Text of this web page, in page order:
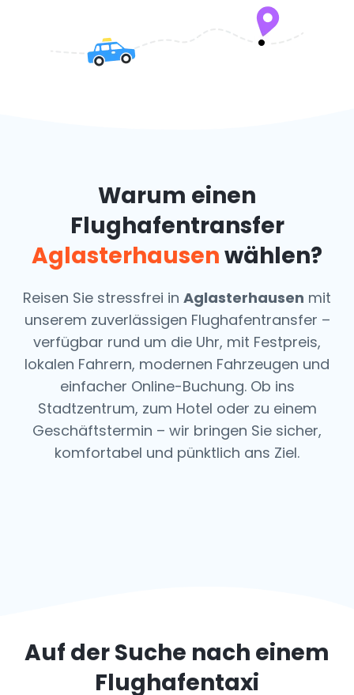
Warum einen
Flughafentransfer
Aglasterhausenwählen?
Reisen Sie stressfrei in Aglasterhausen mit
unserem zuverlässigen Flughafentransfer –
verfügbar rund um die Uhr, mit Festpreis,
lokalen Fahrern, modernen Fahrzeugen und
einfacher Online-Buchung. Ob ins
Stadtzentrum, zum Hotel oder zu einem
Geschäftstermin – wir bringen Sie sicher,
komfortabel und pünktlich ans Ziel.
Auf der Suche nach einem
Flughafentaxi